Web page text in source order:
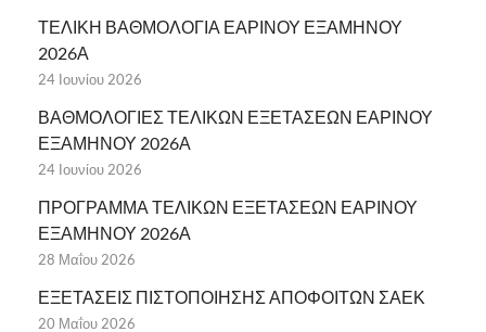
ΤΕΛΙΚΗ ΒΑΘΜΟΛΟΓΙΑ ΕΑΡΙΝΟΥ ΕΞΑΜΗΝΟΥ
2026Α
24 Ιουνίου 2026
ΒΑΘΜΟΛΟΓΙΕΣ ΤΕΛΙΚΩΝ ΕΞΕΤΑΣΕΩΝ ΕΑΡΙΝΟΥ
ΕΞΑΜΗΝΟΥ 2026Α
24 Ιουνίου 2026
ΠΡΟΓΡΑΜΜΑ ΤΕΛΙΚΩΝ ΕΞΕΤΑΣΕΩΝ ΕΑΡΙΝΟΥ
ΕΞΑΜΗΝΟΥ 2026Α
28 Μαΐου 2026
ΕΞΕΤΑΣΕΙΣ ΠΙΣΤΟΠΟΙΗΣΗΣ ΑΠΟΦΟΙΤΩΝ ΣΑΕΚ
20 Μαΐου 2026